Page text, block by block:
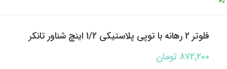
فلوتر 2 رهانه با توپی پلاستیکی 1/2 اینچ شناور تانکر
872,200 تومان